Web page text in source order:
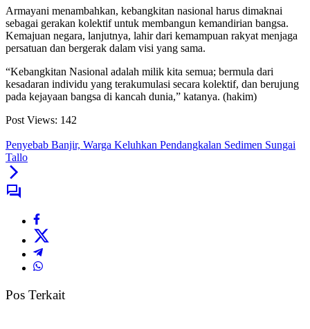
Armayani menambahkan, kebangkitan nasional harus dimaknai
sebagai gerakan kolektif untuk membangun kemandirian bangsa.
Kemajuan negara, lanjutnya, lahir dari kemampuan rakyat menjaga
persatuan dan bergerak dalam visi yang sama.
“Kebangkitan Nasional adalah milik kita semua; bermula dari
kesadaran individu yang terakumulasi secara kolektif, dan berujung
pada kejayaan bangsa di kancah dunia,” katanya. (hakim)
Post Views: 142
Penyebab Banjir, Warga Keluhkan Pendangkalan Sedimen Sungai
Tallo
Pos Terkait